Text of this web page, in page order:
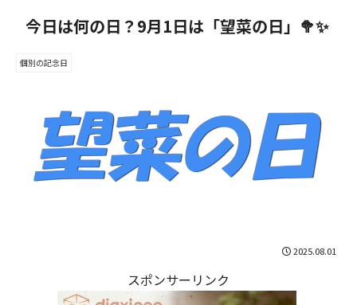
今日は何の日？9月1日は「望菜の日」🥦✨
個別の記念日
2025.08.01
スポンサーリンク